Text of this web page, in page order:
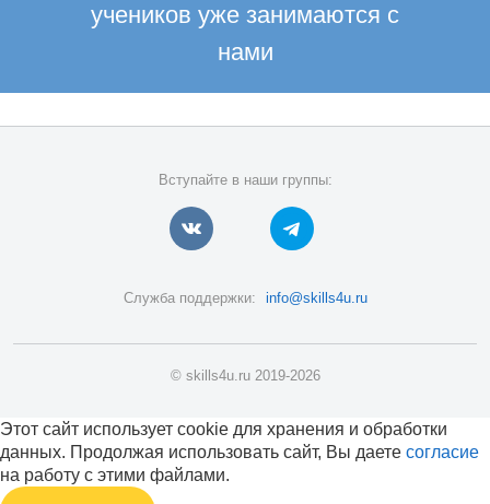
учеников уже занимаются с
нами
Вступайте в наши группы:
Служба поддержки: info@skills4u.ru
© skills4u.ru 2019-2026
Этот сайт использует cookie для хранения и обработки
данных. Продолжая использовать сайт, Вы даете согласие
на работу с этими файлами.